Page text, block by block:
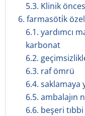
5.3. Klinik
6. farmasöti̇k
6.1. yardımcı
karbonat
6.2.
6.3. raf ömrü
6.4.
6.5. ambalajın
6.6. beşeri